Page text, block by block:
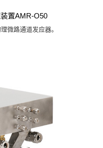
置AMR-O50
微路通道发应器。